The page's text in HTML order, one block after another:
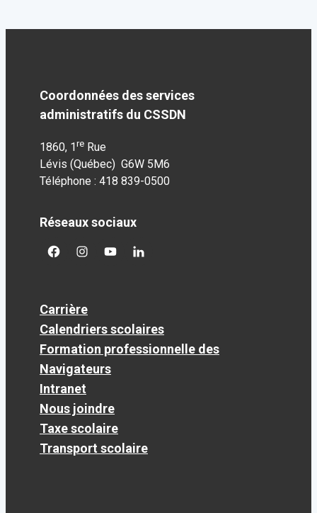
Coordonnées des services
administratifs du CSSDN
1860, 1re Rue
Lévis (Québec) G6W 5M6
Téléphone : 418 839-0500
Réseaux sociaux
facebookgoogleplus
googleplusgoogleplus
Carrière
Calendriers scolaires
Formation professionnelle des
Navigateurs
Intranet
Nous joindre
Taxe scolaire
Transport scolaire